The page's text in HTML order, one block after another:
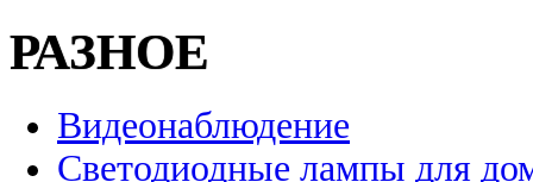
РАЗНОЕ
Видеонаблюдение
Светодиодные лампы для